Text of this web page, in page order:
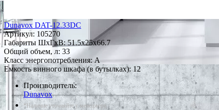
Dunavox DAT-12.33DC
Артикул: 105270
Габариты ШxГxВ: 51.5x25x66.7
Общий объем, л: 33
Класс энергопотребления: A
Емкость винного шкафа (в бутылках): 12
Производитель:
Dunavox
*Наличие уточняйте у менеджера